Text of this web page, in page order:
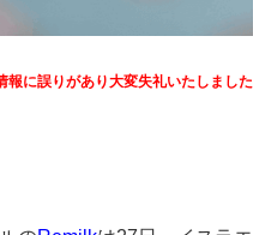
に誤りがあり大変失礼いたしました